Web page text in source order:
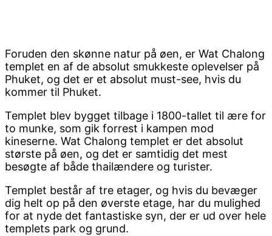
Foruden den skønne natur på øen, er Wat Chalong
templet en af de absolut smukkeste oplevelser på
Phuket, og det er et absolut must-see, hvis du
kommer til Phuket.
Templet blev bygget tilbage i 1800-tallet til ære for
to munke, som gik forrest i kampen mod
kineserne. Wat Chalong templet er det absolut
største på øen, og det er samtidig det mest
besøgte af både thailændere og turister.
Templet består af tre etager, og hvis du bevæger
dig helt op på den øverste etage, har du mulighed
for at nyde det fantastiske syn, der er ud over hele
templets park og grund.